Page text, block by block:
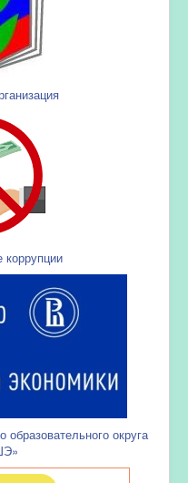
коррупции
образовательного округа